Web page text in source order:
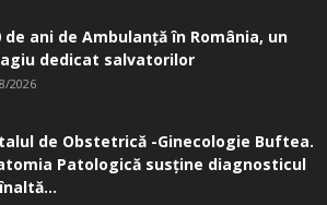
de ani de Ambulanță în România, un
dedicat salvatorilor
2026
de Obstetrică -Ginecologie Buftea.
Patologică susţine diagnosticul